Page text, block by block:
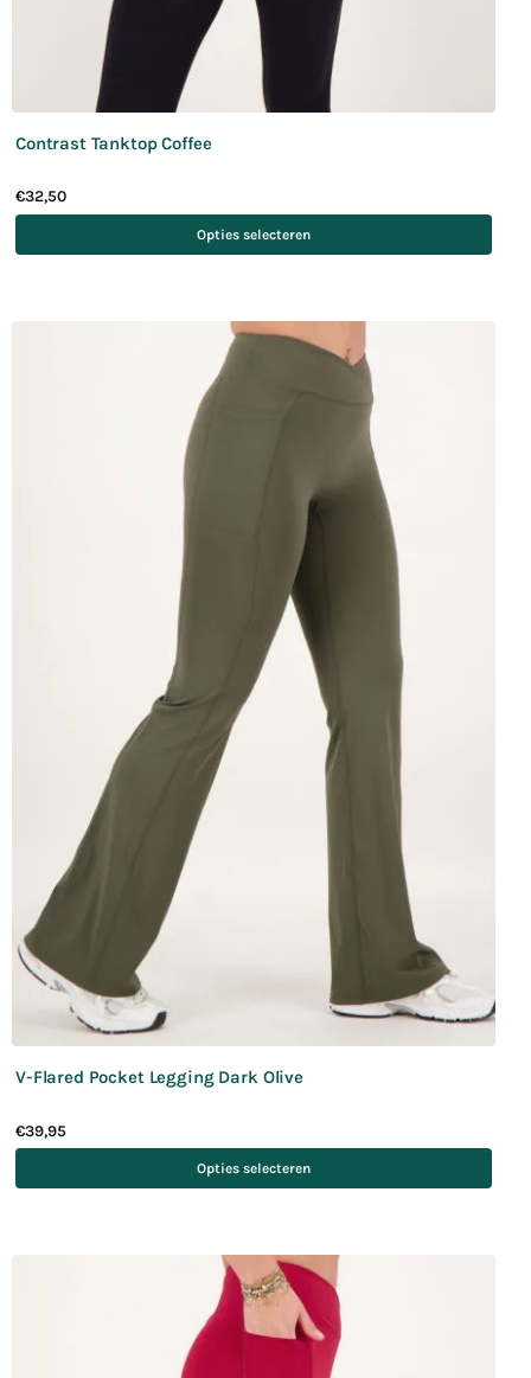
Contrast Tanktop Coffee
€32,50
Opties selecteren
V-Flared Pocket Legging Dark Olive
€39,95
Opties selecteren